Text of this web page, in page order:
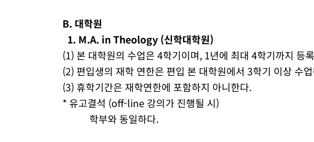
B. 대학원
1. M.A. in Theology (신학대학원)
(1) 본 대학원의 수업은 4학기이며, 1년에 최대 4학기까지 등
(2) 편입생의 재학 연한은 편입 본 대학원에서 3학기 이상 수
(3) 휴학기간은 재학연한에 포함하지 아니한다.
* 유고결석 (off-line 강의가 진행될 시)
학부와 동일하다.